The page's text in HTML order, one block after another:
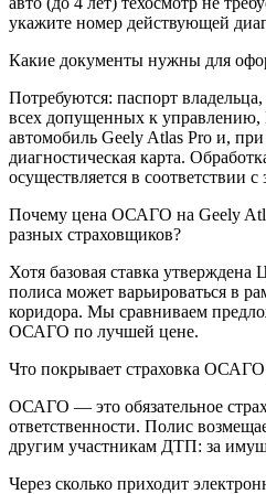
укажите номер действующей
Какие документы нужны для
Потребуются: паспорт
всех допущенных к
автомобиль Geely Atlas Pro и,
диагностическая карта.
осуществляется в соответствии с
Почему цена ОСАГО на Geely
разных страховщиков?
Хотя базовая ставка
полиса может варьироваться в
коридора. Мы сравниваем
ОСАГО по лучшей цене.
Что покрывает страховка ОСАГО
ОСАГО — это обязательное
ответственности. Полис
другим участникам ДТП: за
Через сколько приходит